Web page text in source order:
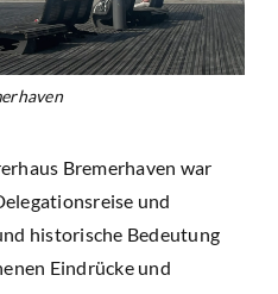
Bremerhaven war
und
historische Bedeutung
Eindrücke und